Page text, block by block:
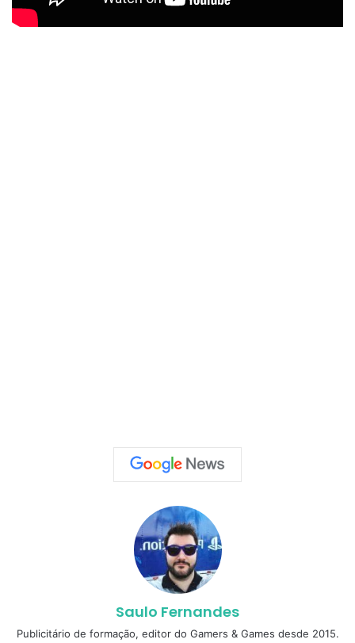
Saulo Fernandes
Publicitário de formação, editor do Gamers & Games desde 2015.